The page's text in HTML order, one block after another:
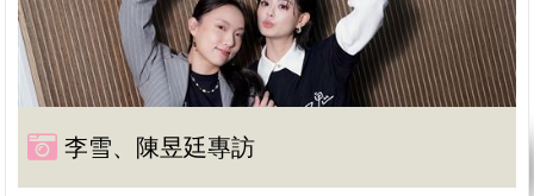
李雪、陳昱廷專訪